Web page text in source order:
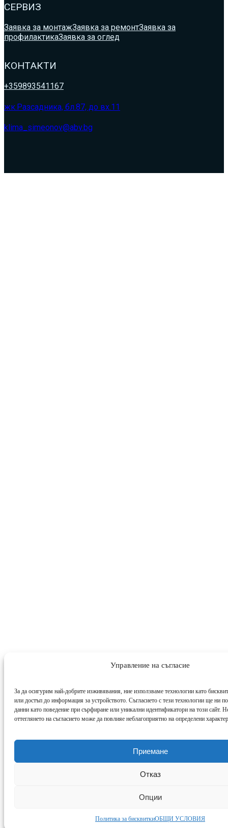
Управление на съгласие
За да осигурим най-добрите изживявания, ние използваме технологии като
или достъп до информация за устройството. Съгласието с тези технологии ще ни
данни като поведение при сърфиране или уникални идентификатори на този сайт.
оттеглянето на съгласието може да повлияе неблагоприятно на определени
Приемане
Отказ
Опции
Политика за бисквиткиОБЩИ УСЛОВИЯ
СЕРВИЗ
Заявка за монтажЗаявка за ремонтЗаявка за
профилактикаЗаявка за оглед
КОНТАКТИ
+359893541167
жк.Разсадника, бл.87, до вх.11
klima_simeonov@abv.bg